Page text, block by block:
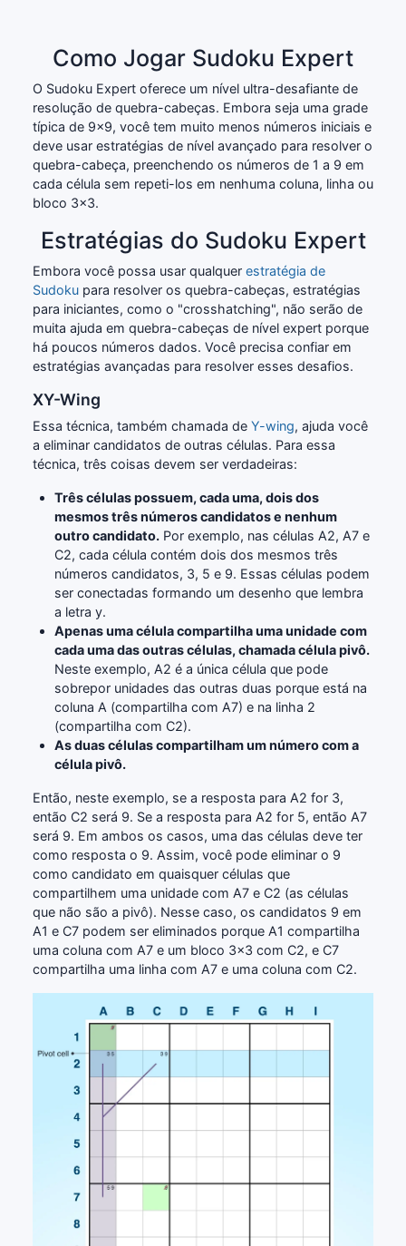
Como Jogar Sudoku Expert
O Sudoku Expert oferece um nível ultra-desafiante de
resolução de quebra-cabeças. Embora seja uma grade
típica de 9x9, você tem muito menos números iniciais e
deve usar estratégias de nível avançado para resolver o
quebra-cabeça, preenchendo os números de 1 a 9 em
cada célula sem repeti-los em nenhuma coluna, linha ou
bloco 3x3.
Estratégias do Sudoku Expert
Embora você possa usar qualquer estratégia de
Sudoku para resolver os quebra-cabeças, estratégias
para iniciantes, como o "crosshatching", não serão de
muita ajuda em quebra-cabeças de nível expert porque
há poucos números dados. Você precisa confiar em
estratégias avançadas para resolver esses desafios.
XY-Wing
Essa técnica, também chamada de Y-wing, ajuda você
a eliminar candidatos de outras células. Para essa
técnica, três coisas devem ser verdadeiras:
Três células possuem, cada uma, dois dos
mesmos três números candidatos e nenhum
outro candidato. Por exemplo, nas células A2, A7 e
C2, cada célula contém dois dos mesmos três
números candidatos, 3, 5 e 9. Essas células podem
ser conectadas formando um desenho que lembra
a letra y.
Apenas uma célula compartilha uma unidade com
cada uma das outras células, chamada célula pivô.
Neste exemplo, A2 é a única célula que pode
sobrepor unidades das outras duas porque está na
coluna A (compartilha com A7) e na linha 2
(compartilha com C2).
As duas células compartilham um número com a
célula pivô.
Então, neste exemplo, se a resposta para A2 for 3,
então C2 será 9. Se a resposta para A2 for 5, então A7
será 9. Em ambos os casos, uma das células deve ter
como resposta o 9. Assim, você pode eliminar o 9
como candidato em quaisquer células que
compartilhem uma unidade com A7 e C2 (as células
que não são a pivô). Nesse caso, os candidatos 9 em
A1 e C7 podem ser eliminados porque A1 compartilha
uma coluna com A7 e um bloco 3x3 com C2, e C7
compartilha uma linha com A7 e uma coluna com C2.